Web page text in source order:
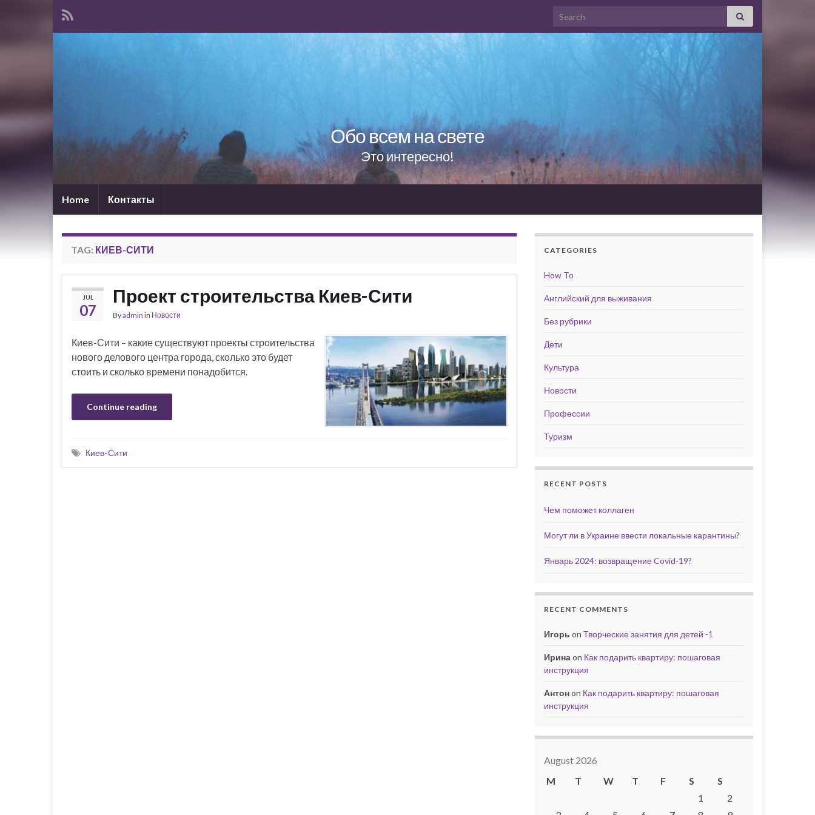
Search for:
Обо всем на свете
Это интересно!
Home Контакты
TAG: КИЕВ-СИТИ
JUL
07
Проект строительства Киев-Сити
Byadmin in Новости
Киев-Сити – какие существуют проекты строительства
нового делового центра города, сколько это будет
стоить и сколько времени понадобится.
Continue reading
Киев-Сити
CATEGORIES
How To
Английский для выживания
Без рубрики
Дети
Культура
Новости
Профессии
Туризм
RECENT POSTS
Чем поможет коллаген
Могут ли в Украине ввести локальные карантины?
Январь 2024: возвращение Covid-19?
RECENT COMMENTS
Игорь on Творческие занятия для детей -1
Иринаon Как подарить квартиру: пошаговая
инструкция
Антонon Как подарить квартиру: пошаговая
инструкция
August 2026
M
T W T F S
S
1
2